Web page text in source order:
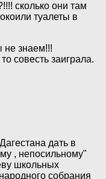
сколько они там
туалеты в
не знаем!!!
совесть заиграла.
дать в
, непосильному"
школьных
собрания